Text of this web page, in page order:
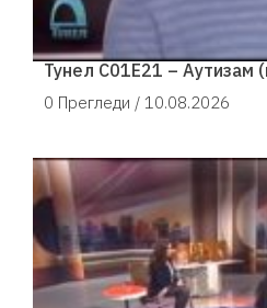
Тунел С01Е21 – Аутизам
0 Прегледи / 10.08.2026